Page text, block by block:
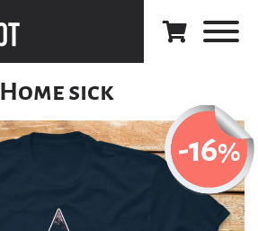
Home sick
-16%